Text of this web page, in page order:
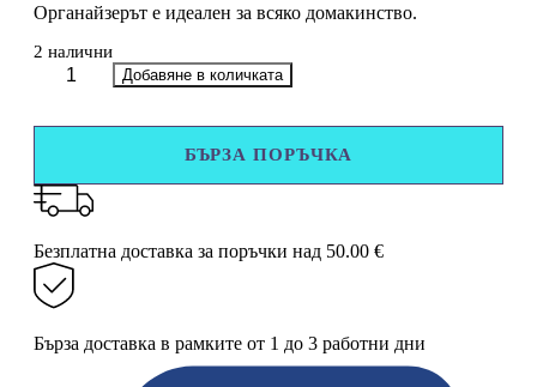
18.97 лв..
Органайзерът е идеален за всяко домакинство.
2 налични
количество
с
3
нива
на
рафтове
и
1
Добавяне в количката
БЪРЗА ПОРЪЧКА
Безплатна доставка за поръчки над 50.00 €
Бърза доставка в рамките от 1 до 3 работни дни